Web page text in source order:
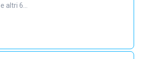
e altri 6…